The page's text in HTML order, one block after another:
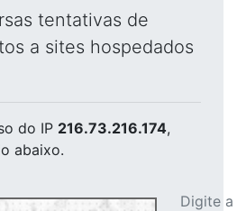
tentativas de
a sites hospedados
do IP 216.73.216.174,
abaixo.
Digite